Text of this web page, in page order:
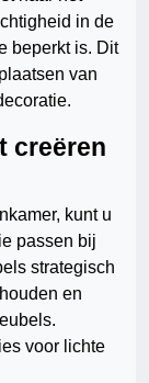
in de
beperkt is. Dit
van
creëren
kunt u
passen bij
strategisch
en
voor lichte